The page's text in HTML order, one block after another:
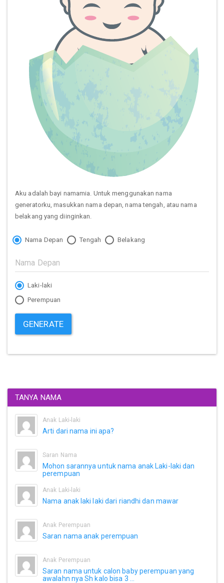
Aku adalah bayi namamia. Untuk menggunakan nama
generatorku, masukkan nama depan, nama tengah, atau nama
belakang yang diinginkan.
Nama Depan Tengah Belakang
Laki-laki
Perempuan
GENERATE
TANYA NAMA
Anak Laki-laki
Arti dari nama ini apa?
Saran Nama
Mohon sarannya untuk nama anak Laki-laki dan
perempuan
Anak Laki-laki
Nama anak laki laki dari riandhi dan mawar
Anak Perempuan
Saran nama anak perempuan
Anak Perempuan
Saran nama untuk calon baby perempuan yang
awalahn nya Sh kalo bisa 3 ...